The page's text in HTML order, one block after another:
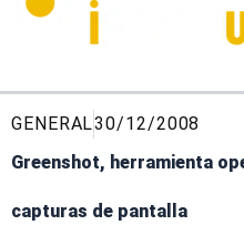
GENERAL30/12/2008
Greenshot, herramienta
capturas de pantalla